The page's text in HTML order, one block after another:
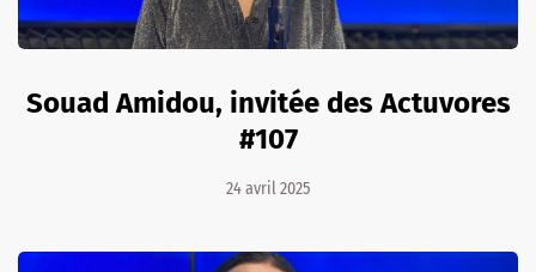
Souad Amidou, invitée des Actuvores
#107
24 avril 2025